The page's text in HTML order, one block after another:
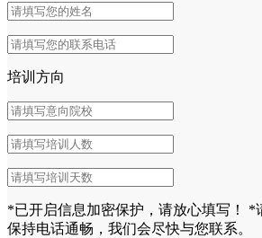
培训方向
*已开启信息加密保护，请放心填写！
*
保持电话通畅，我们会尽快与您联系。